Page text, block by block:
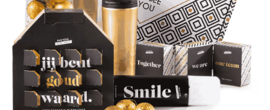
€75 tot €100
€100 en hoger
Alle kerstpakketten 2026
Thema